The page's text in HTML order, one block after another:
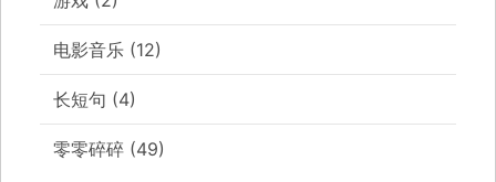
电影音乐 (12)
长短句 (4)
零零碎碎 (49)